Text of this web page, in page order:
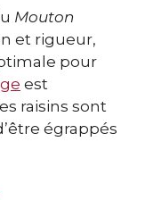
Mouton
et rigueur,
pour
est
raisins sont
égrappés